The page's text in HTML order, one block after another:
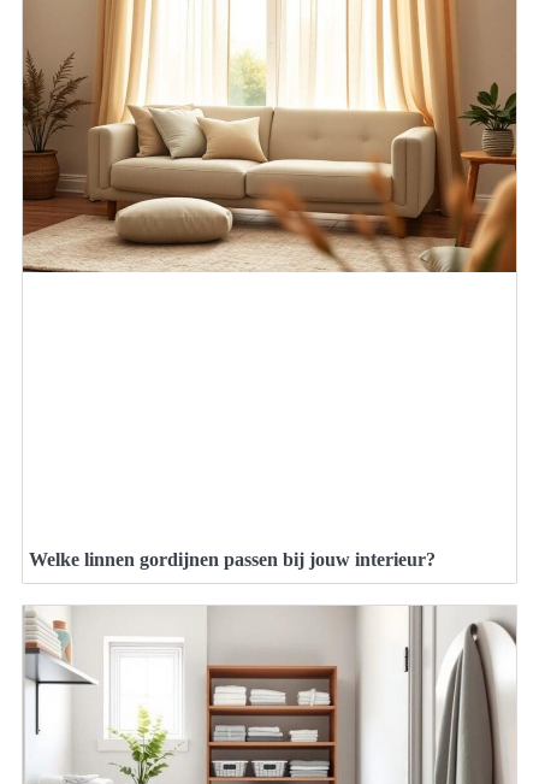
Welke linnen gordijnen passen bij jouw interieur?